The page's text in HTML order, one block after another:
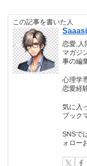
この記事を書いた人
恋愛,人
マガジ
事の編
心理学
恋愛経
気に入
ブック
SNSで
ォロー